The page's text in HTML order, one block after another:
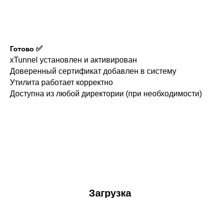
Готово ✅
xTunnel установлен и активирован
Доверенный сертификат добавлен в систему
Утилита работает корректно
Доступна из любой директории (при необходимости)
Загрузка